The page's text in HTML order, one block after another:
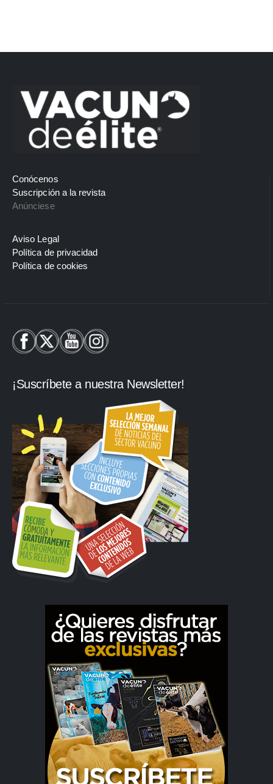
Conócenos
Suscripción a la revista
Anúnciese
Aviso Legal
Política de privacidad
Política de cookies
¡Suscríbete a nuestra Newsletter!